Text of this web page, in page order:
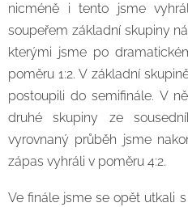
nicméně i tento jsme
soupeřem základní skupiny
kterými jsme po
poměru 1:2. V základní
postoupili do semifinále. V
druhé skupiny ze
vyrovnaný průběh jsme
zápas vyhráli v poměru 4:2.
Ve finále jsme se opět utkali